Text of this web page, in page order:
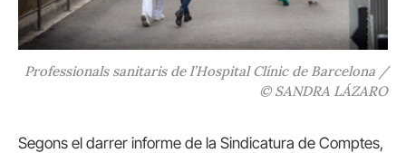
Professionals sanitaris de l’Hospital Clínic de Barcelona /
© SANDRA LÁZARO
Segons el darrer informe de la Sindicatura de Comptes,